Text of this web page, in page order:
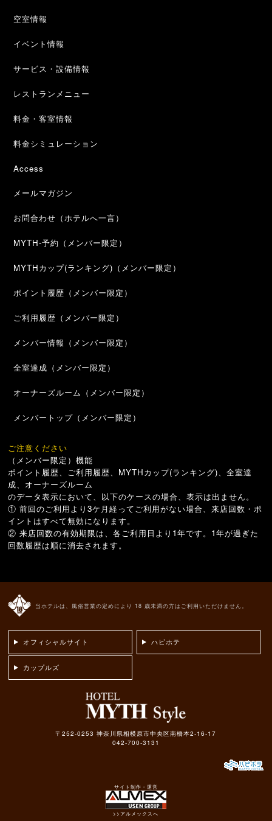
空室情報
イベント情報
サービス・設備情報
レストランメニュー
料金・客室情報
料金シミュレーション
Access
メールマガジン
お問合わせ（ホテルへ一言）
MYTH-予約（メンバー限定）
MYTHカップ(ランキング)（メンバー限定）
ポイント履歴（メンバー限定）
ご利用履歴（メンバー限定）
メンバー情報（メンバー限定）
全室達成（メンバー限定）
オーナーズルーム（メンバー限定）
メンバートップ（メンバー限定）
ご注意ください
（メンバー限定）機能
ポイント履歴、ご利用履歴、MYTHカップ(ランキング)、全室達
成、オーナーズルーム
のデータ表示において、以下のケースの場合、表示は出ません。
① 前回のご利用より3ケ月経ってご利用がない場合、来店回数・ポ
イントはすべて無効になります。
② 来店回数の有効期限は、各ご利用日より1年です。1年が過ぎた
回数履歴は順に消去されます。
当ホテルは、風俗営業の定めにより 18 歳未満の方はご利用いただけません。
オフィシャルサイト ハピホテ
カップルズ
〒252-0253 神奈川県相模原市中央区南橋本2-16-17
042-700-3131
サイト制作・運営
>>アルメックスへ